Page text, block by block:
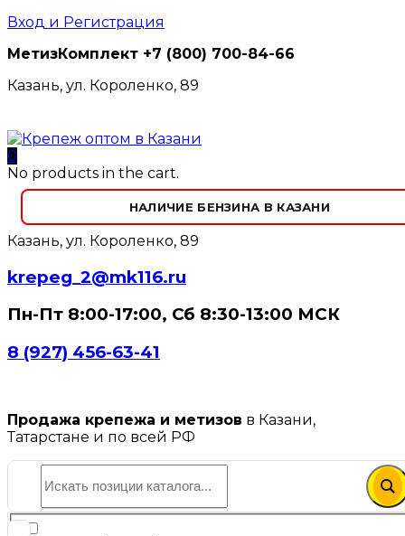
Вход и Регистрация
МетизКомплект +7 (800) 700-84-66
Казань, ул. Короленко, 89
0
No products in the cart.
НАЛИЧИЕ БЕНЗИНА В КАЗАНИ
Казань, ул. Короленко, 89
krepeg_2@mk116.ru
Пн-Пт 8:00-17:00, Сб 8:30-13:00 МСК
8 (927) 456-63-41
Продажа крепежа и метизов в Казани,
Татарстане и по всей РФ